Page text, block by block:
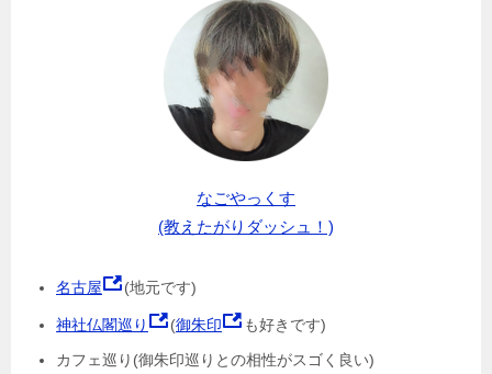
なごやっくす
(教えたがりダッシュ！)
名古屋 (地元です)
神社仏閣巡り (御朱印
も好きです)
カフェ巡り(御朱印巡りとの相性がスゴく良い)